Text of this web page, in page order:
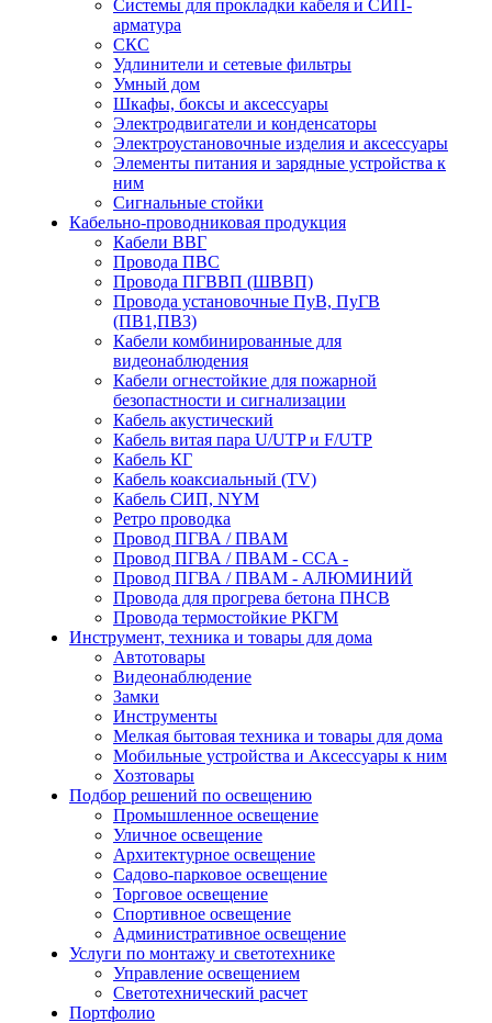
Системы для прокладки кабеля и СИП-
арматура
СКС
Удлинители и сетевые фильтры
Умный дом
Шкафы, боксы и аксессуары
Электродвигатели и конденсаторы
Электроустановочные изделия и аксессуары
Элементы питания и зарядные устройства к
ним
Сигнальные стойки
Кабельно-проводниковая продукция
Кабели ВВГ
Провода ПВС
Провода ПГВВП (ШВВП)
Провода установочные ПуВ, ПуГВ
(ПВ1,ПВ3)
Кабели комбинированные для
видеонаблюдения
Кабели огнестойкие для пожарной
безопастности и сигнализации
Кабель акустический
Кабель витая пара U/UTP и F/UTP
Кабель КГ
Кабель коаксиальный (TV)
Кабель СИП, NYM
Ретро проводка
Провод ПГВА / ПВАМ
Провод ПГВА / ПВАМ - CCA -
Провод ПГВА / ПВАМ - АЛЮМИНИЙ
Провода для прогрева бетона ПНСВ
Провода термостойкие РКГМ
Инструмент, техника и товары для дома
Автотовары
Видеонаблюдение
Замки
Инструменты
Мелкая бытовая техника и товары для дома
Мобильные устройства и Аксессуары к ним
Хозтовары
Подбор решений по освещению
Промышленное освещение
Уличное освещение
Архитектурное освещение
Садово-парковое освещение
Торговое освещение
Спортивное освещение
Административное освещение
Услуги по монтажу и светотехнике
Управление освещением
Светотехнический расчет
Портфолио